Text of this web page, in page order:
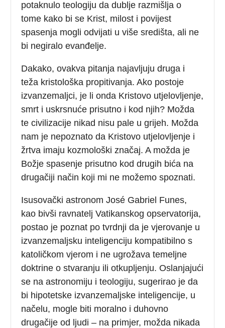
potaknulo teologiju da dublje razmišlja o
tome kako bi se Krist, milost i povijest
spasenja mogli odvijati u više središta, ali ne
bi negiralo evanđelje.
Dakako, ovakva pitanja najavljuju druga i
teža kristološka propitivanja. Ako postoje
izvanzemaljci, je li onda Kristovo utjelovljenje,
smrt i uskrsnuće prisutno i kod njih? Možda
te civilizacije nikad nisu pale u grijeh. Možda
nam je nepoznato da Kristovo utjelovljenje i
žrtva imaju kozmološki značaj. A možda je
Božje spasenje prisutno kod drugih bića na
drugačiji način koji mi ne možemo spoznati.
Isusovački astronom José Gabriel Funes,
kao bivši ravnatelj Vatikanskog opservatorija,
postao je poznat po tvrdnji da je vjerovanje u
izvanzemaljsku inteligenciju kompatibilno s
katoličkom vjerom i ne ugrožava temeljne
doktrine o stvaranju ili otkupljenju. Oslanjajući
se na astronomiju i teologiju, sugerirao je da
bi hipotetske izvanzemaljske inteligencije, u
načelu, mogle biti moralno i duhovno
drugačije od ljudi – na primjer, možda nikada